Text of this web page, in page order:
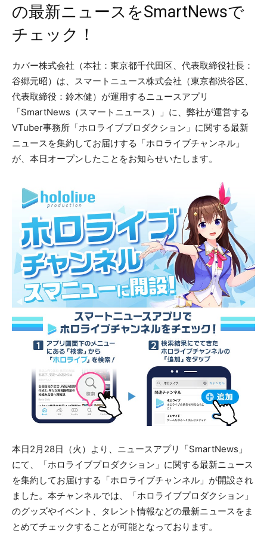
の最新ニュースをSmartNewsで
チェック！
カバー株式会社（本社：東京都千代田区、代表取締役社長：
谷郷元昭）は、スマートニュース株式会社（東京都渋谷区、
代表取締役：鈴木健）が運用するニュースアプリ
「SmartNews（スマートニュース）」に、弊社が運営する
VTuber事務所「ホロライブプロダクション」に関する最新
ニュースを集約してお届けする「ホロライブチャンネル」
が、本日オープンしたことをお知らせいたします。
本日2月28日（火）より、ニュースアプリ「SmartNews」
にて、「ホロライブプロダクション」に関する最新ニュース
を集約してお届けする「ホロライブチャンネル」が開設され
ました。本チャンネルでは、「ホロライブプロダクション」
のグッズやイベント、タレント情報などの最新ニュースをま
とめてチェックすることが可能となっております。